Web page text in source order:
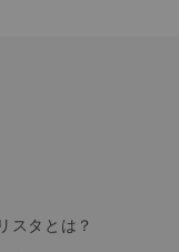
スタとは？